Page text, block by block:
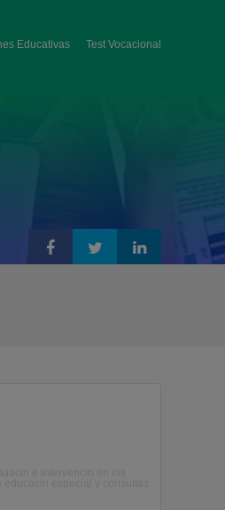
Educativas Test Vocacional